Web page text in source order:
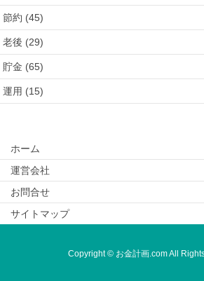
節約 (45)
老後 (29)
貯金 (65)
運用 (15)
ホーム
運営会社
お問合せ
サイトマップ
Copyright © お金計画.com All